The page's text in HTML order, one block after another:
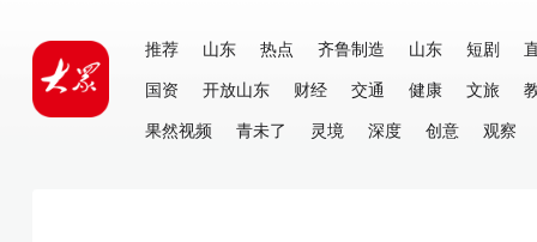
推荐 山东 热点 齐鲁制造 山东 短剧
国资
开放山东 财经 交通 健康 文旅
果然视频
青未了 灵境 深度 创意 观察